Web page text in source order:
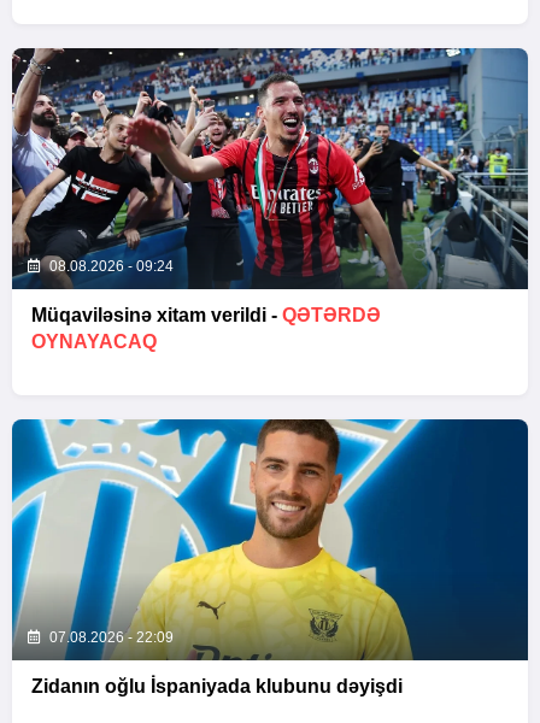
08.08.2026 - 09:24
Müqaviləsinə xitam verildi - QƏTƏRDƏ
OYNAYACAQ
07.08.2026 - 22:09
Zidanın oğlu İspaniyada klubunu dəyişdi